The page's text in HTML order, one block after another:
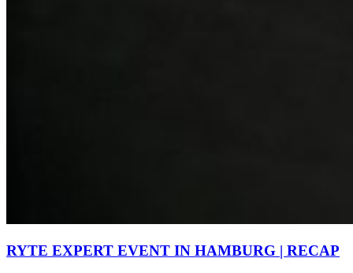
RYTE EXPERT EVENT IN HAMBURG | RECAP